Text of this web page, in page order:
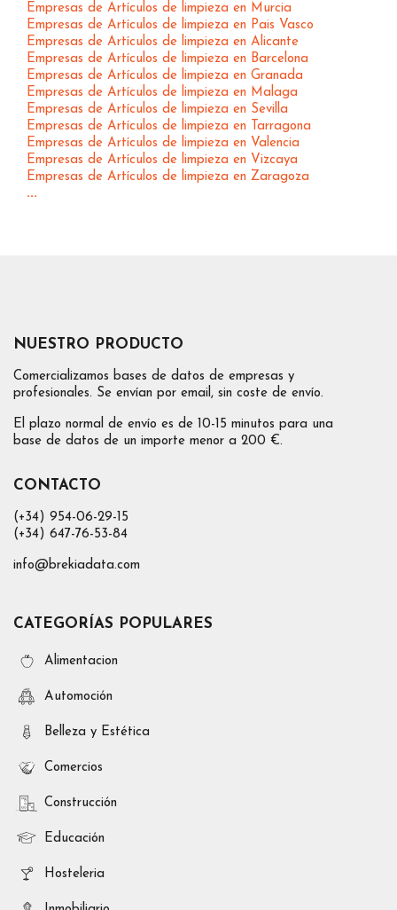
Empresas de Artículos de limpieza en Murcia
Empresas de Artículos de limpieza en Pais Vasco
Empresas de Artículos de limpieza en Alicante
Empresas de Artículos de limpieza en Barcelona
Empresas de Artículos de limpieza en Granada
Empresas de Artículos de limpieza en Malaga
Empresas de Artículos de limpieza en Sevilla
Empresas de Artículos de limpieza en Tarragona
Empresas de Artículos de limpieza en Valencia
Empresas de Artículos de limpieza en Vizcaya
Empresas de Artículos de limpieza en Zaragoza
...
NUESTRO PRODUCTO
Comercializamos bases de datos de empresas y
profesionales. Se envían por email, sin coste de envío.
El plazo normal de envío es de 10-15 minutos para una
base de datos de un importe menor a 200 €.
CONTACTO
(+34) 954-06-29-15
(+34) 647-76-53-84
info@brekiadata.com
CATEGORÍAS POPULARES
Alimentacion
Automoción
Belleza y Estética
Comercios
Construcción
Educación
Hosteleria